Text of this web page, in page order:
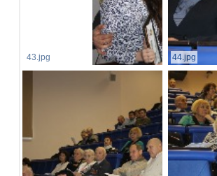
43.jpg 44.jpg